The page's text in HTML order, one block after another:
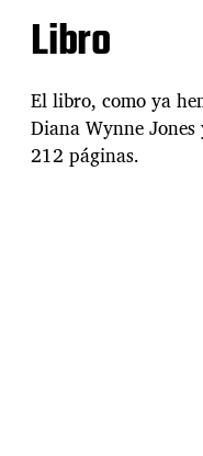
Libro
El libro, como ya
Diana Wynne
212 páginas.